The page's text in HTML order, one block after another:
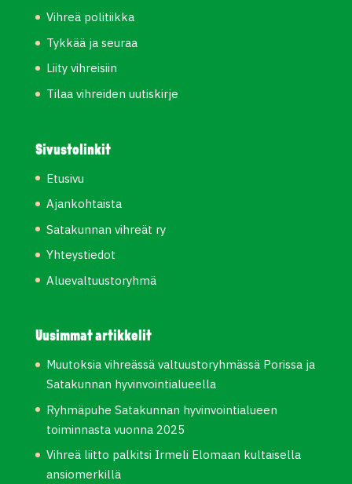
Vihreä politiikka
Tykkää ja seuraa
Liity vihreisiin
Tilaa vihreiden uutiskirje
Sivustolinkit
Etusivu
Ajankohtaista
Satakunnan vihreät ry
Yhteystiedot
Aluevaltuustoryhmä
Uusimmat artikkelit
Muutoksia vihreässä valtuustoryhmässä Porissa ja
Satakunnan hyvinvointialueella
Ryhmäpuhe Satakunnan hyvinvointialueen
toiminnasta vuonna 2025
Vihreä liitto palkitsi Irmeli Elomaan kultaisella
ansiomerkillä